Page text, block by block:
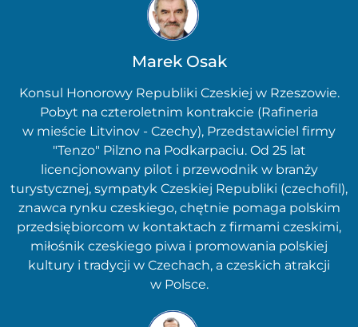
Marek Osak
Konsul Honorowy Republiki Czeskiej w Rzeszowie.
Pobyt na czteroletnim kontrakcie (Rafineria
w mieście Litvinov - Czechy), Przedstawiciel firmy
"Tenzo" Pilzno na Podkarpaciu. Od 25 lat
licencjonowany pilot i przewodnik w branży
turystycznej, sympatyk Czeskiej Republiki (czechofil),
znawca rynku czeskiego, chętnie pomaga polskim
przedsiębiorcom w kontaktach z firmami czeskimi,
miłośnik czeskiego piwa i promowania polskiej
kultury i tradycji w Czechach, a czeskich atrakcji
w Polsce.